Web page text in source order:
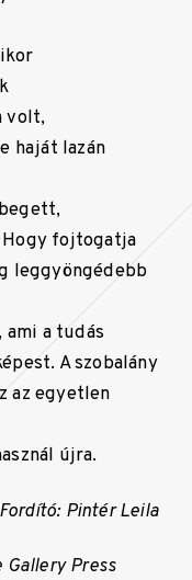
volt,
haját lazán
Hogy fojtogatja
leggyöngédebb
ami a tudás
A szobalány
az egyetlen
újra.
Fordító: Pintér Leila
Gallery Press